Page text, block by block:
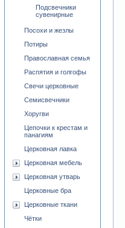
Подсвечники
сувенирные
Посохи и жезлы
Потиры
Православная семья
Распятия и голгофы
Свечи церковные
Семисвечники
Хоругви
Цепочки к крестам и
панагиям
Церковная лавка
Церковная мебель
Церковная утварь
Церковные бра
Церковные ткани
Чётки